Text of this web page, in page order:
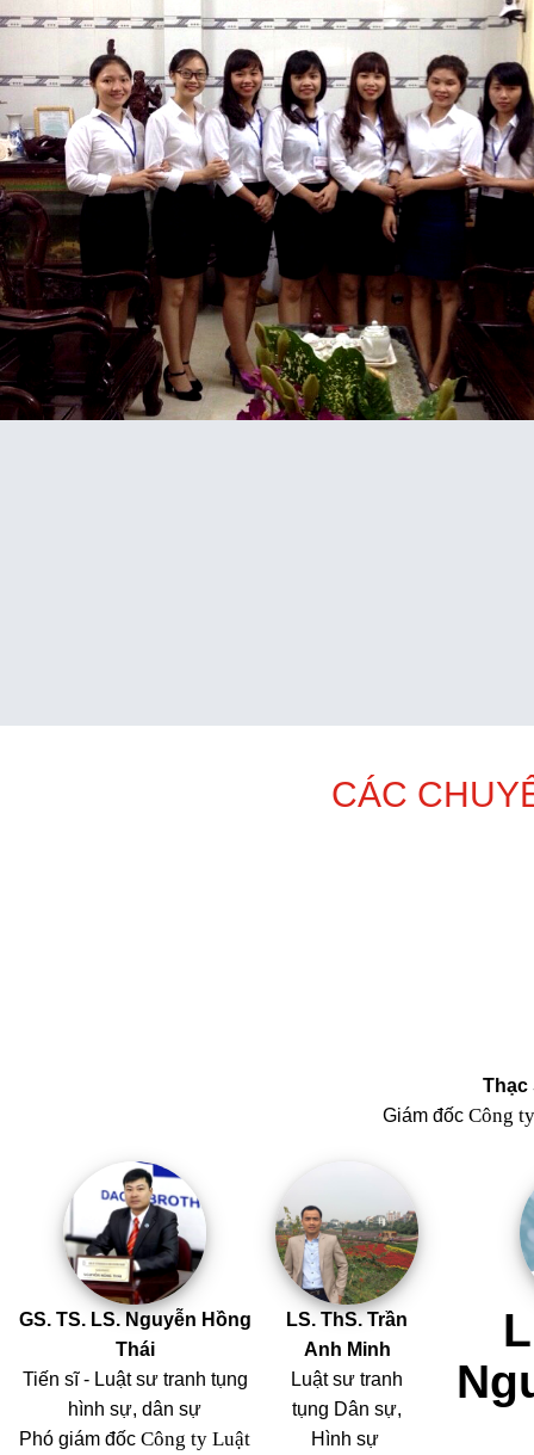
CÁC
Thạc
Giám đốc Công
GS. TS. LS. Nguyễn Hồng
Thái
Tiến sĩ - Luật sư tranh tụng
hình sự, dân sự
Phó giám đốc Công ty Luật
LS. ThS. Trần
Anh Minh
Luật sư tranh
tụng Dân sự,
Hình sự